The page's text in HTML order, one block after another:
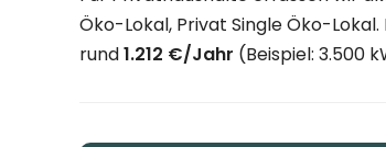
Öko-Lokal, Privat Single Öko-
rund1.212 €/Jahr (Beispiel: 3.500